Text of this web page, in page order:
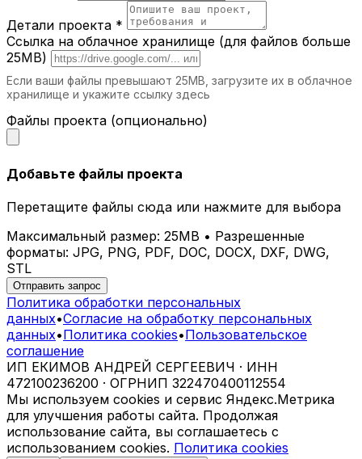
Детали проекта *
Ссылка на облачное хранилище (для файлов больше
25MB)
Если ваши файлы превышают 25MB, загрузите их в облачное
хранилище и укажите ссылку здесь
Файлы проекта (опционально)
Добавьте файлы проекта
Перетащите файлы сюда или нажмите для выбора
Максимальный размер: 25MB • Разрешенные
форматы: JPG, PNG, PDF, DOC, DOCX, DXF, DWG,
STL
Отправить запрос
Политика обработки персональных
данных•Согласие на обработку персональных
данных•Политика cookies•Пользовательское
соглашение
ИП ЕКИМОВ АНДРЕЙ СЕРГЕЕВИЧ · ИНН
472100236200 · ОГРНИП 322470400112554
Мы используем cookies и сервис Яндекс.Метрика
для улучшения работы сайта. Продолжая
использование сайта, вы соглашаетесь с
использованием cookies. Политика cookies